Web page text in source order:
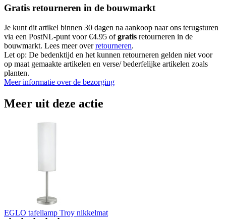
Gratis retourneren in de bouwmarkt
Je kunt dit artikel binnen 30 dagen na aankoop naar ons terugsturen
via een PostNL-punt voor €4.95 ofgratis retourneren in de
bouwmarkt. Lees meer overretourneren.
Let op: De bedenktijd en het kunnen retourneren gelden niet voor
op maat gemaakte artikelen en verse/ bederfelijke artikelen zoals
planten.
Meer informatie over de bezorging
Meer uit deze actie
EGLO tafellamp Troy nikkelmat